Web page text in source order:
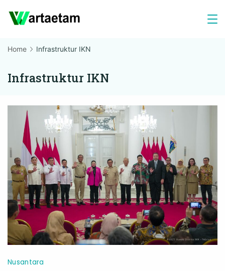
Home Infrastruktur IKN
Infrastruktur IKN
Nusantara